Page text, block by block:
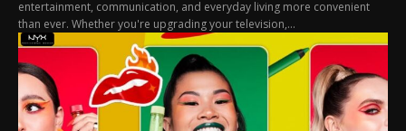
entertainment, communication, and everyday living more convenient
than ever. Whether you're upgrading your television,...